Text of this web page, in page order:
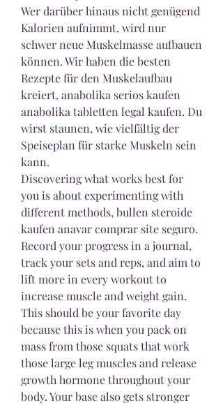
Wer darüber hinaus nicht genügend
Kalorien aufnimmt, wird nur
schwer neue Muskelmasse aufbauen
können. Wir haben die besten
Rezepte für den Muskelaufbau
kreiert, anabolika serios kaufen
anabolika tabletten legal kaufen. Du
wirst staunen, wie vielfältig der
Speiseplan für starke Muskeln sein
kann.
Discovering what works best for
you is about experimenting with
different methods, bullen steroide
kaufen anavar comprar site seguro.
Record your progress in a journal,
track your sets and reps, and aim to
lift more in every workout to
increase muscle and weight gain.
This should be your favorite day
because this is when you pack on
mass from those squats that work
those large leg muscles and release
growth hormone throughout your
body. Your base also gets stronger